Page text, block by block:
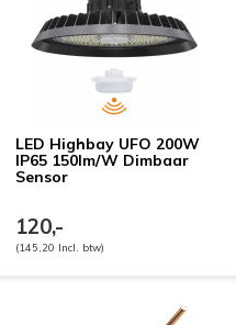
LED Highbay UFO 200W
IP65 150lm/W Dimbaar
Sensor
120,-
(145,20 Incl. btw)